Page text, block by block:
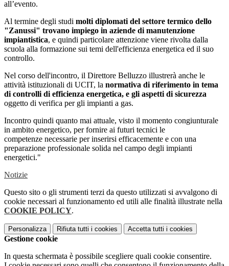
all’evento.
Al termine degli studi molti diplomati del settore termico dello
"Zanussi" trovano impiego in aziende di manutenzione
impiantistica, e quindi particolare attenzione viene rivolta dalla
scuola alla formazione sui temi dell'efficienza energetica ed il suo
controllo.
Nel corso dell'incontro, il Direttore Belluzzo illustrerà anche le
attività istituzionali di UCIT, la normativa di riferimento in tema
di controlli di efficienza energetica, e gli aspetti di sicurezza
oggetto di verifica per gli impianti a gas.
Incontro quindi quanto mai attuale, visto il momento congiunturale
in ambito energetico, per fornire ai futuri tecnici le
competenze necessarie per inserirsi efficacemente e con una
preparazione professionale solida nel campo degli impianti
energetici."
Notizie
Questo sito o gli strumenti terzi da questo utilizzati si avvalgono di
cookie necessari al funzionamento ed utili alle finalità illustrate nella
COOKIE POLICY.
Personalizza Rifiuta tutti i cookies Accetta tutti i cookies
Gestione cookie
In questa schermata è possibile scegliere quali cookie consentire.